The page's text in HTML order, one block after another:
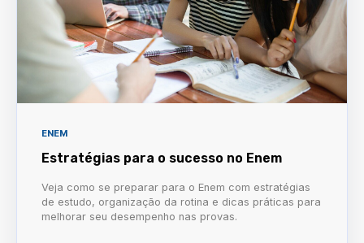
ENEM
Estratégias para o sucesso no Enem
Veja como se preparar para o Enem com estratégias
de estudo, organização da rotina e dicas práticas para
melhorar seu desempenho nas provas.